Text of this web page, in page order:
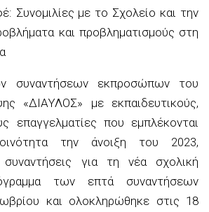
Συνομιλίες με το Σχολείο και την
και προβληματισμούς στη
συναντήσεων εκπροσώπων του
«ΔΙΑΥΛΟΣ» με εκπαιδευτικούς,
επαγγελματίες που εμπλέκονται
την άνοιξη του 2023,
για τη νέα σχολική
των επτά συναντήσεων
και ολοκληρώθηκε στις 18